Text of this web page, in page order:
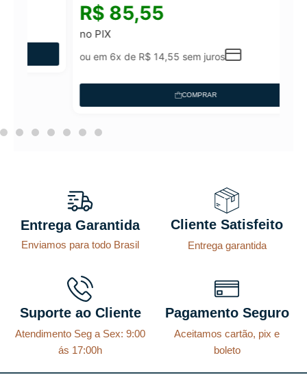
85,55
ou em 6x deR$14,55sem juros
COMPRAR
Entrega Garantida
Enviamos para todo Brasil
Cliente Satisfeito
Entrega garantida
Suporte ao Cliente
Atendimento Seg a Sex: 9:00
ás 17:00h
Pagamento Seguro
Aceitamos cartão, pix e
boleto